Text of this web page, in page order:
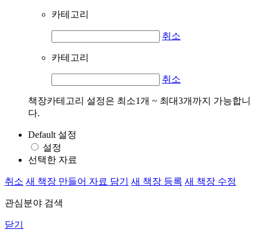
카테고리
취소
카테고리
취소
책장카테고리 설정은 최소1개 ~ 최대3개까지 가능합니
다.
Default 설정
설정
선택한 자료
취소 새 책장 만들어 자료 담기 새 책장 등록 새 책장 수정
관심분야 검색
닫기